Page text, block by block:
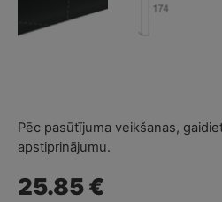
Pēc pasūtījuma veikšanas,
apstiprinājumu.
25.85 €